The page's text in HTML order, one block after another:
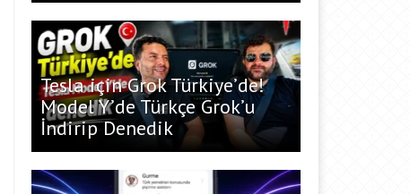
Tesla için Grok Türkiye’de!
Model Y’de Türkçe Grok’u
İndirip Denedik